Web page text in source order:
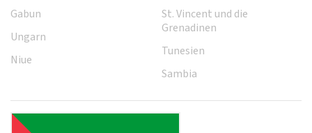
Gabun
Ungarn
Niue
St. Vincent und die
Grenadinen
Tunesien
Sambia